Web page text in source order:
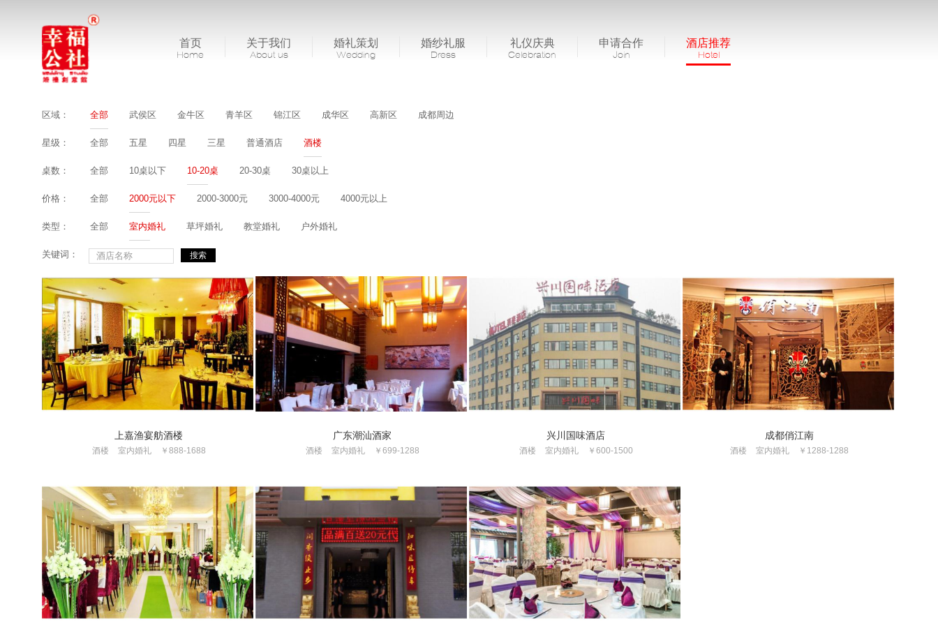
首页
Home
关于我们
About us
婚礼策划
Wedding
婚纱礼服
Dress
礼仪庆典
Celebration
申请合作
Join
酒店推荐
Hotel
区域： 全部 武侯区 金牛区 青羊区 锦江区 成华区 高新区 成都周边
星级： 全部 五星 四星 三星 普通酒店 酒楼
桌数： 全部 10桌以下 10-20桌 20-30桌 30桌以上
价格： 全部 2000元以下 2000-3000元 3000-4000元 4000元以上
类型： 全部 室内婚礼 草坪婚礼 教堂婚礼 户外婚礼
关键词：
上嘉渔宴舫酒楼
酒楼 室内婚礼 ￥888-1688
广东潮汕酒家
酒楼 室内婚礼 ￥699-1288
兴川国味酒店
酒楼 室内婚礼 ￥600-1500
成都俏江南
酒楼 室内婚礼 ￥1288-1288